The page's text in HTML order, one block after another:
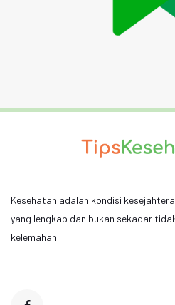
Kesehatan adalah kondisi
yang lengkap dan bukan sekadar
kelemahan.